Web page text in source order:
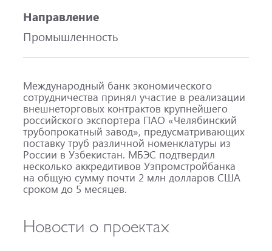
Направление
Промышленность
Международный банк экономического
сотрудничества принял участие в реализации
внешнеторговых контрактов крупнейшего
российского экспортера ПАО «Челябинский
трубопрокатный завод», предусматривающих
поставку труб различной номенклатуры из
России в Узбекистан. МБЭС подтвердил
несколько аккредитивов Узпромстройбанка
на общую сумму почти 2 млн долларов США
сроком до 5 месяцев.
Новости о проектах